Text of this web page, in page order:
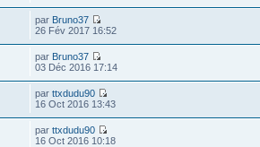
par Bruno37
26 Fév 2017 16:52
par Bruno37
03 Déc 2016 17:14
parttxdudu90
16 Oct 2016 13:43
parttxdudu90
16 Oct 2016 10:18